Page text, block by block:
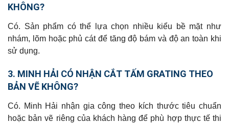
KHÔNG?
Có. Sản phẩm có thể lựa chọn nhiều kiểu bề mặt như
nhám, lõm hoặc phủ cát để tăng độ bám và độ an toàn khi
sử dụng.
3. MINH HẢI CÓ NHẬN CẮT TẤM GRATING THEO
BẢN VẼ KHÔNG?
Có. Minh Hải nhận gia công theo kích thước tiêu chuẩn
hoặc bản vẽ riêng của khách hàng để phù hợp thực tế thi